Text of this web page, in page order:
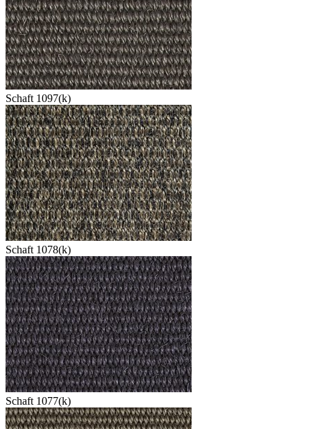
Schaft 1097(k)
Schaft 1078(k)
Schaft 1077(k)